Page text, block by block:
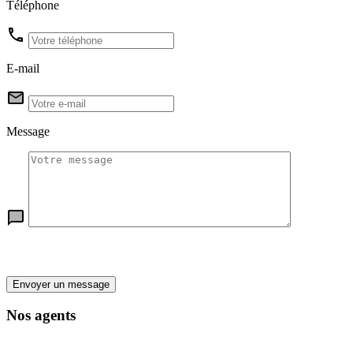
Téléphone
E-mail
Message
Envoyer un message
Nos agents